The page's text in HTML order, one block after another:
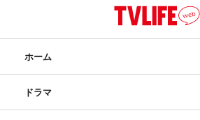
ホーム
ドラマ